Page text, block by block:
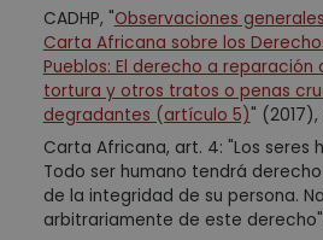
CADHP, "Observaciones
Carta Africana sobre los
Pueblos: El derecho a
tortura y otros tratos o penas
degradantes (artículo 5)" (2017),
Carta Africana, art. 4: "Los seres
Todo ser humano tendrá
de la integridad de su persona.
arbitrariamente de este